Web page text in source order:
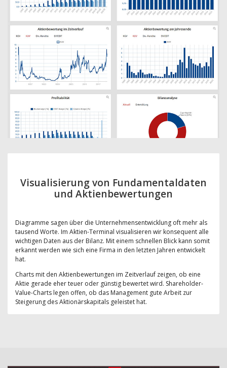
Visualisierung von Fundamentaldaten
und Aktienbewertungen
Diagramme sagen über die Unternehmensentwicklung oft mehr als
tausend Worte. Im Aktien-Terminal visualisieren wir konsequent alle
wichtigen Daten aus der Bilanz. Mit einem schnellen Blick kann somit
erkannt werden wie sich eine Firma in den letzten Jahren entwickelt
hat.
Charts mit den Aktienbewertungen im Zeitverlauf zeigen, ob eine
Aktie gerade eher teuer oder günstig bewertet wird. Shareholder-
Value-Charts legen offen, ob das Management gute Arbeit zur
Steigerung des Aktionärskapitals geleistet hat.